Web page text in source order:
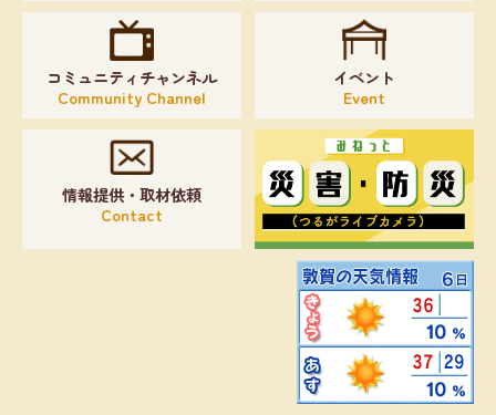
コミュニティチャンネル
Community Channel
イベント
Event
情報提供・取材依頼
Contact